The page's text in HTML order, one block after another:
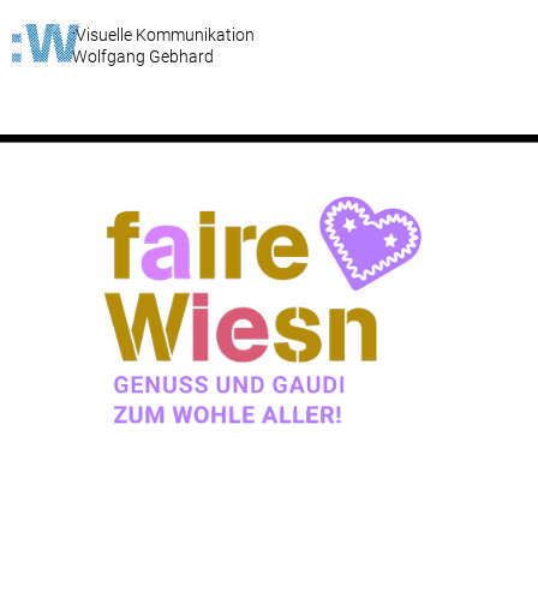
:Visuelle Kommunikation
Wolfgang Gebhard